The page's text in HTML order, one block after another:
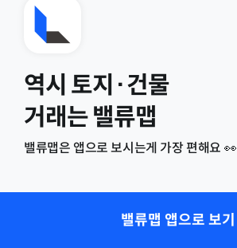
역시 토지·건물
거래는 밸류맵
밸류맵은 앱으로 보시는게 가장 편해요 👀
밸류맵 앱으로 보기